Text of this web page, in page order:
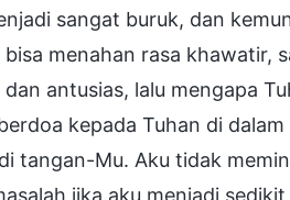
sangat buruk, dan
menahan rasa khawatir,
antusias, lalu mengapa
kepada Tuhan di
tangan-Mu. Aku tidak
jika aku menjadi